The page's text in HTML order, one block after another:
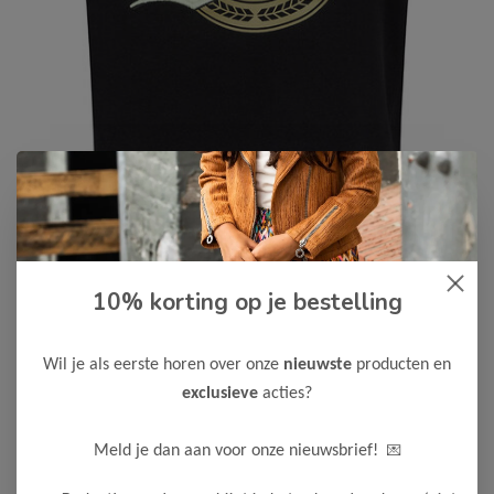
Indian Blue Jeans -75%
Indian Blue Jeans Meisjes T-Shirt
7,50 29,99
116
10% korting op je bestelling
Wil je als eerste horen over onze nieuwste producten en
exclusieve acties?
Meld je dan aan voor onze nieuwsbrief! 💌